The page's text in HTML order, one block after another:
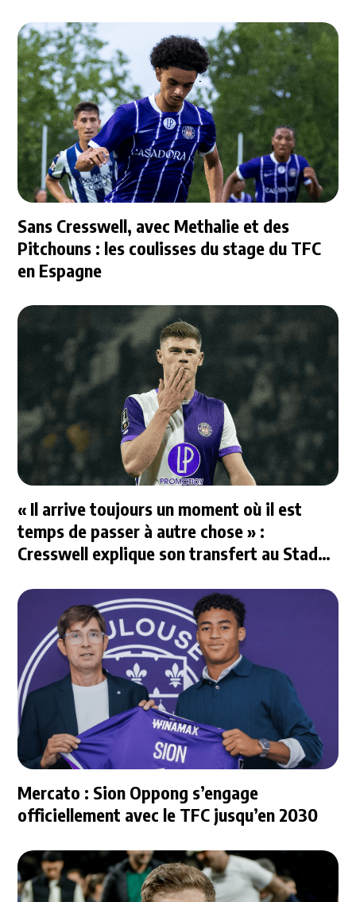
Sans Cresswell, avec Methalie et des
Pitchouns : les coulisses du stage du TFC
en Espagne
« Il arrive toujours un moment où il est
temps de passer à autre chose » :
Cresswell explique son transfert au Stade
Mercato : Sion Oppong s’engage
officiellement avec le TFC jusqu’en 2030